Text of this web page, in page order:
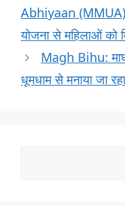
Abhiyaan (MMUA):
योजना से महिलाओं को
Magh Bihu:
धूमधाम से मनाया जा